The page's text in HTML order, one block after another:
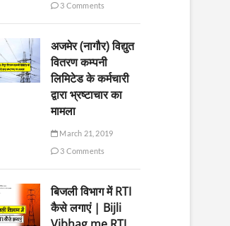
3 Comments
अजमेर (नागौर) विद्युत
वितरण कम्पनी
लिमिटेड के कर्मचारी
द्वारा भ्रष्टाचार का
मामला
March 21, 2019
3 Comments
बिजली विभाग में RTI
कैसे लगाएं | Bijli